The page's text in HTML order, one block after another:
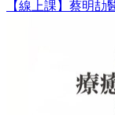
【線上課】蔡明